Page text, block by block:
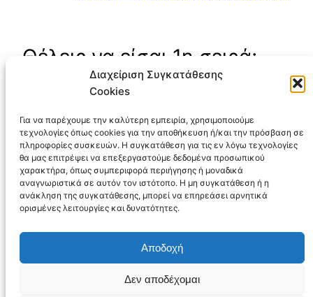
Διαχείριση Συγκατάθεσης
Cookies
Για να παρέχουμε την καλύτερη εμπειρία, χρησιμοποιούμε
τεχνολογίες όπως cookies για την αποθήκευση ή/και την πρόσβαση σε
πληροφορίες συσκευών. Η συγκατάθεση για τις εν λόγω τεχνολογίες
θα μας επιτρέψει να επεξεργαστούμε δεδομένα προσωπικού
χαρακτήρα, όπως συμπεριφορά περιήγησης ή μοναδικά
αναγνωριστικά σε αυτόν τον ιστότοπο. Η μη συγκατάθεση ή η
ανάκληση της συγκατάθεσης, μπορεί να επηρεάσει αρνητικά
ορισμένες λειτουργίες και δυνατότητες.
Αποδοχή
Δεν αποδέχομαι
Θέλεις να είσαι 1η σειρά;
μπες στο newsletter!
Τα πεδία που είναι επισημασμένα με
είναι
υποχρεωτικά
Email*